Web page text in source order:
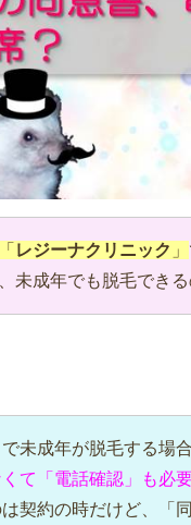
「 レジーナクリニック 」
未成年でも脱毛できる
未成年が脱毛する場合
て「電話確認」も必
は契約の時だけど、「